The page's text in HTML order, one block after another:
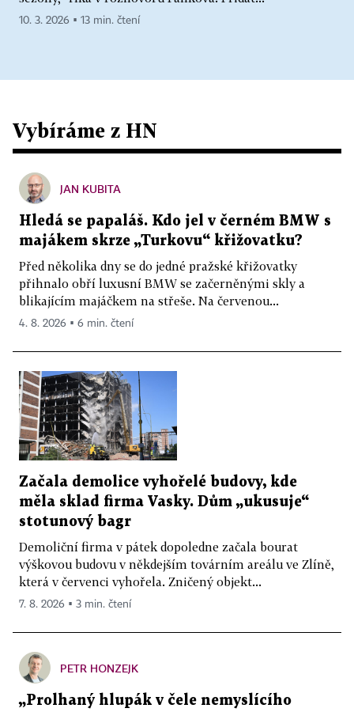
10. 3. 2026 ▪ 13 min. čtení
Vybíráme z HN
JAN KUBITA
Hledá se papaláš. Kdo jel v černém BMW s
majákem skrze „Turkovu“ křižovatku?
Před několika dny se do jedné pražské křižovatky
přihnalo obří luxusní BMW se začerněnými skly a
blikajícím majáčkem na střeše. Na červenou...
4. 8. 2026 ▪ 6 min. čtení
Začala demolice vyhořelé budovy, kde
měla sklad firma Vasky. Dům „ukusuje“
stotunový bagr
Demoliční firma v pátek dopoledne začala bourat
výškovou budovu v někdejším továrním areálu ve Zlíně,
která v červenci vyhořela. Zničený objekt...
7. 8. 2026 ▪ 3 min. čtení
PETR HONZEJK
„Prolhaný hlupák v čele nemyslícího